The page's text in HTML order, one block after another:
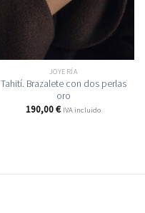
JOYERÍA
Tahití. Brazalete con dos perlas
oro
190,00€ IVA incluido